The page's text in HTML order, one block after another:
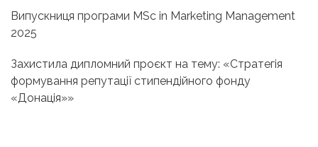
Випускниця програми MSc in Marketing Management
2025
Захистила дипломний проєкт на тему: «Стратегія
формування репутації стипендійного фонду
«Донація»»